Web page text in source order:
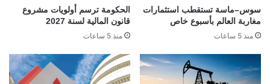
سوس–ماسة تستقطب استثمارات
مغاربة العالم بأسبوع خاص
منذ 5 ساعات
الحكومة ترسم أولويات مشروع
قانون المالية لسنة 2027
منذ 5 ساعات